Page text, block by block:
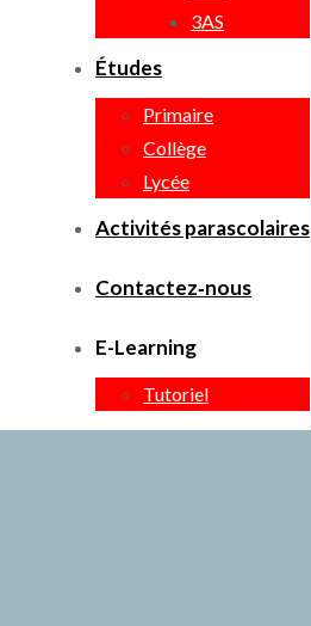
3AS
Études
Primaire
Collège
Lycée
Activités parascolaires
Contactez‑nous
E-Learning
Tutoriel